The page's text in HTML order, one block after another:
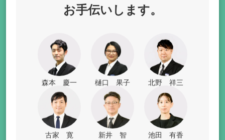
お手伝いします。
森本 慶一 樋口 果子 北野 祥三
古家 寛 新井 智 池田 有香